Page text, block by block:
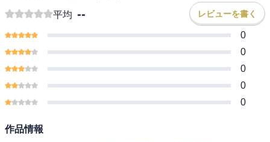
平均 -- レビューを書く
0
0
0
0
0
作品情報